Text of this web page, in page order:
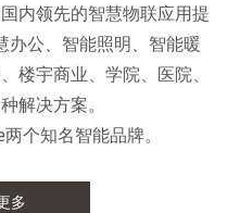
多
内领先的智慧物联应用提
办公、智能照明、智能暖
楼宇商业、学院、医院、
解决方案。
个知名智能品牌。